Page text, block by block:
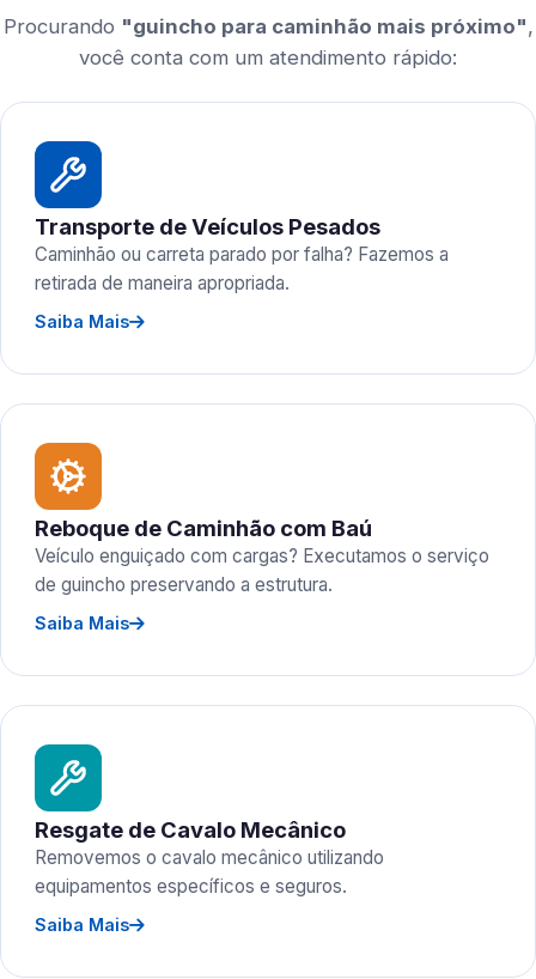
Procurando "guincho para caminhão mais próximo",
você conta com um atendimento rápido:
Transporte de Veículos Pesados
Caminhão ou carreta parado por falha? Fazemos a
retirada de maneira apropriada.
Saiba Mais
Reboque de Caminhão com Baú
Veículo enguiçado com cargas? Executamos o serviço
de guincho preservando a estrutura.
Saiba Mais
Resgate de Cavalo Mecânico
Removemos o cavalo mecânico utilizando
equipamentos específicos e seguros.
Saiba Mais